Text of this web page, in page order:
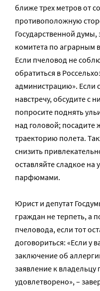
ближе трех метров от
противоположную
Государственной думы,
комитета по аграрным
Если пчеловод не
обратиться в
администрацию». Если
навстречу, обсудите с
попросите поднять
над головой; посадите
траекторию полета.
снизить
оставляйте сладкое на
парфюмами.
Юрист и депутат
граждан не терпеть, а
пчеловода, если тот
договориться: «Если у
заключение об
заявление к владельцу
удовлетворено», –